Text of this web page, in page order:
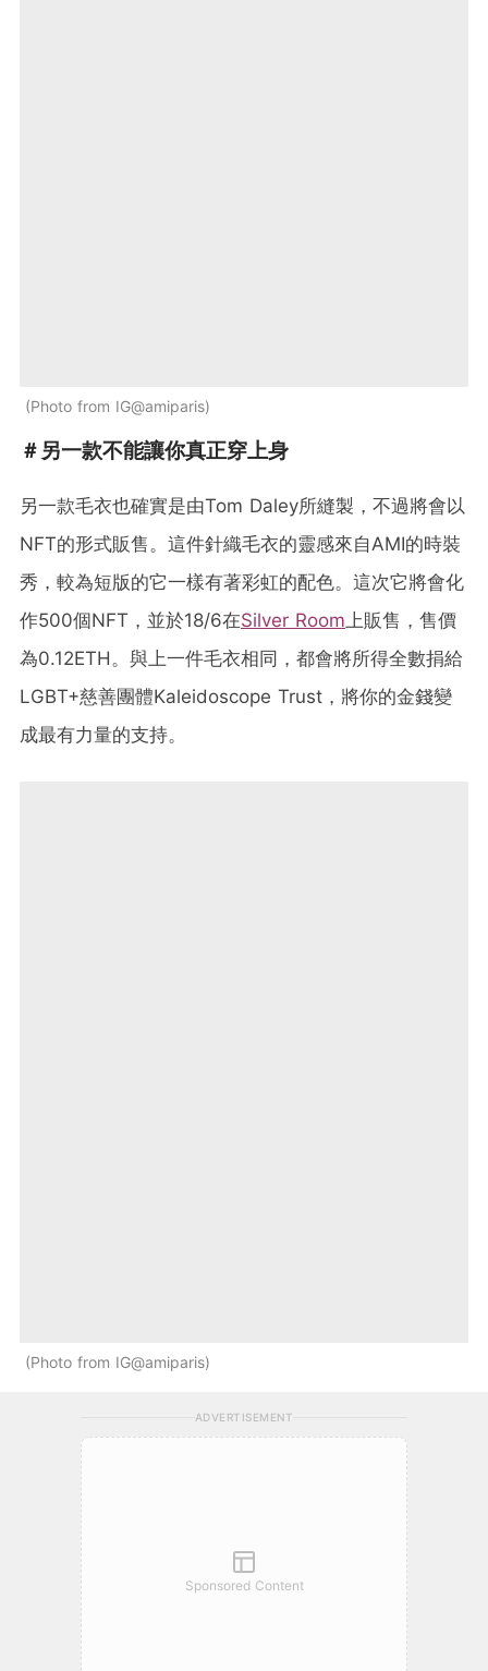
Photo from IG@amiparis
＃另一款不能讓你真正穿上身
另一款毛衣也確實是由Tom Daley所縫製，不過將會以
NFT的形式販售。這件針織毛衣的靈感來自AMI的時裝
秀，較為短版的它一樣有著彩虹的配色。這次它將會化
作500個NFT，並於18/6在Silver Room 上販售，售價
為0.12ETH。與上一件毛衣相同，都會將所得全數捐給
LGBT+慈善團體Kaleidoscope Trust，將你的金錢變
成最有力量的支持。
Photo from IG@amiparis
ADVERTISEMENT
Sponsored Content